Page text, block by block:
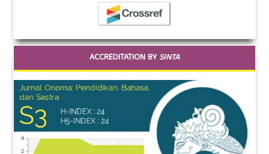
ACCREDITATION BYSINTA